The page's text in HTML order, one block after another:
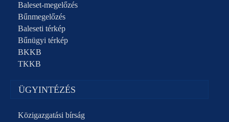
Baleset-megelőzés
Bűnmegelőzés
Baleseti térkép
Bűnügyi térkép
BKKB
TKKB
ÜGYINTÉZÉS
Közigazgatási bírság